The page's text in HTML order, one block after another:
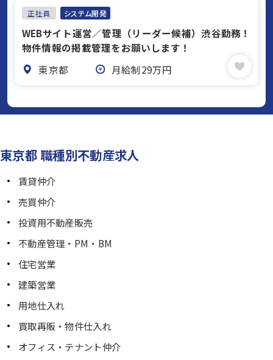
正社員 システム開発
WEBサイト運営／管理（リーダー候補）渋谷勤務！
物件情報の掲載管理をお願いします！
東京都
月給制29万円
東京都 職種別不動産求人
賃貸仲介
売買仲介
投資用不動産販売
不動産管理・PM・BM
住宅営業
建築営業
用地仕入れ
買取再販・物件仕入れ
オフィス・テナント仲介